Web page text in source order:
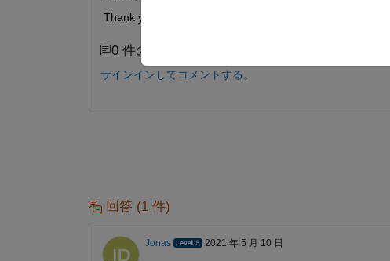
Thank you!
0 件のコメント
サインインしてコメントする。
回答 (1 件)
Jonas 2021 年 5 月 10 日